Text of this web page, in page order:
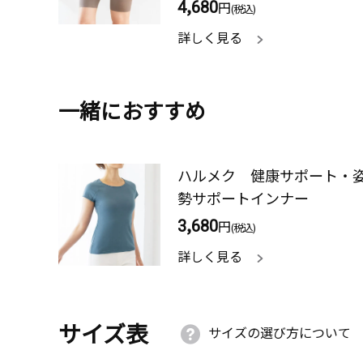
4,680円(税込)
詳しく見る
一緒におすすめ
ハルメク 健康サポート・
勢サポートインナー
3,680円(税込)
詳しく見る
サイズ表 サイズの選び方について